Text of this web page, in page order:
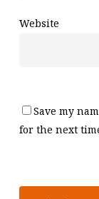
Website
Save my
for the next